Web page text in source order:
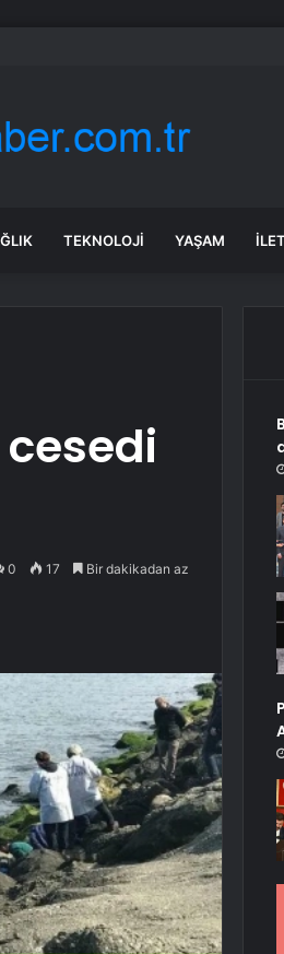
TEKNOLOJI YAŞAM
0 17 Bir dakikadan az